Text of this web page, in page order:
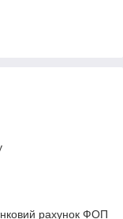
рахунок ФОП